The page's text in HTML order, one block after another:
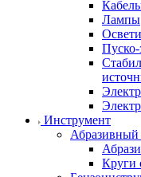
Лампы
Пуско-
Инструмент
Абразивный
Круги